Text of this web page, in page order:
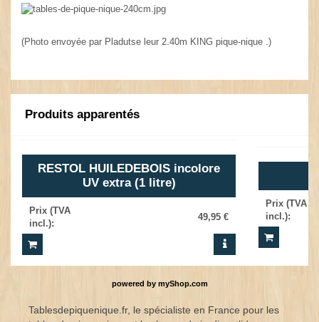
(Photo envoyée par Pladutse leur 2.40m KING pique-nique .)
Produits apparentés
RESTOL HUILEDEBOIS incolore
UV extra (1 litre)
Prix (TVA
incl.):
49,95 €
Prix (TVA
incl.):
powered by myShop.com
Tablesdepiquenique.fr, le spécialiste en France pour les